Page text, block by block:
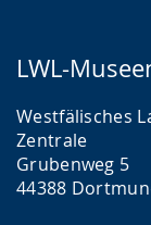
LWL-
Westfälisches
Zentrale
Grubenweg 5
44388